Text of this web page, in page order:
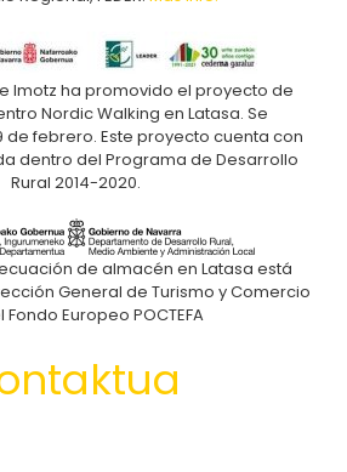
Imotz ha promovido el proyecto de
Nordic Walking en Latasa. Se
de febrero. Este proyecto cuenta con
dentro del Programa de Desarrollo
Rural 2014-2020.
de almacén en Latasa está
General de Turismo y Comercio
Fondo Europeo POCTEFA